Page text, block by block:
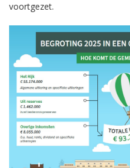
voortgezet.